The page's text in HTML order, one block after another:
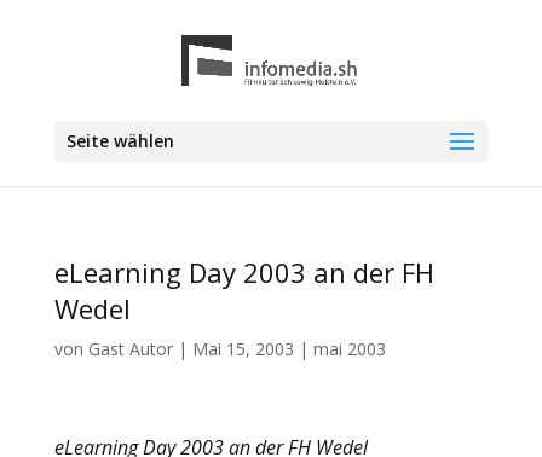
Seite wählen
eLearning Day 2003 an der FH
Wedel
von Gast Autor| Mai 15, 2003 | mai 2003
eLearning Day 2003 an der FH Wedel